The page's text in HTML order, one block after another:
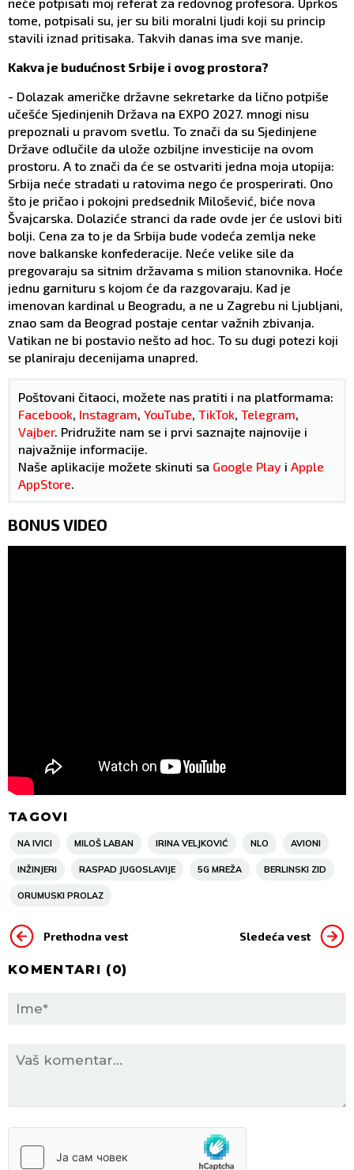
tome, potpisali su, jer su bili moralni ljudi koji su princip
stavili iznad pritisaka. Takvih danas ima sve manje.
Kakva je budućnost Srbije i ovog prostora?
- Dolazak američke državne sekretarke da lično potpiše
učešće Sjedinjenih Država na EXPO 2027. mnogi nisu
prepoznali u pravom svetlu. To znači da su Sjedinjene
Države odlučile da ulože ozbiljne investicije na ovom
prostoru. A to znači da će se ostvariti jedna moja utopija:
Srbija neće stradati u ratovima nego će prosperirati. Ono
što je pričao i pokojni predsednik Milošević, biće nova
Švajcarska. Dolaziće stranci da rade ovde jer će uslovi biti
bolji. Cena za to je da Srbija bude vodeća zemlja neke
nove balkanske konfederacije. Neće velike sile da
pregovaraju sa sitnim državama s milion stanovnika. Hoće
jednu garnituru s kojom će da razgovaraju. Kad je
imenovan kardinal u Beogradu, a ne u Zagrebu ni Ljubljani,
znao sam da Beograd postaje centar važnih zbivanja.
Vatikan ne bi postavio nešto ad hoc. To su dugi potezi koji
se planiraju decenijama unapred.
Poštovani čitaoci, možete nas pratiti i na platformama:
Facebook, Instagram, YouTube, TikTok, Telegram,
Vajber. Pridružite nam se i prvi saznajte najnovije i
najvažnije informacije.
Naše aplikacije možete skinuti sa Google Play i Apple
AppStore.
BONUS VIDEO
TAGOVI
NA IVICI MILOŠ LABAN IRINA VELJKOVIĆ NLO AVIONI
INŽINJERI RASPAD JUGOSLAVIJE 5G MREŽA BERLINSKI ZID
ORUMUSKI PROLAZ
Prethodna vest Sledeća vest
KOMENTARI (0)